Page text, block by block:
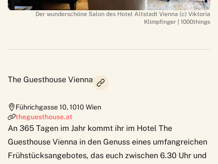
Der wunderschöne Salon des Hotel Altstadt Vienna (c) Viktoria
Klimpfinger | 1000things
The Guesthouse Vienna
Führichgasse 10,1010 Wien
theguesthouse.at
An 365 Tagen im Jahr kommt ihr im Hotel The
Guesthouse Vienna in den Genuss eines umfangreichen
Frühstücksangebotes, das euch zwischen 6.30 Uhr und